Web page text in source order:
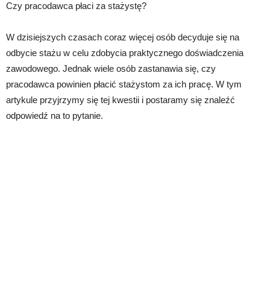
Czy pracodawca płaci za stażystę?
W dzisiejszych czasach coraz więcej osób decyduje się na
odbycie stażu w celu zdobycia praktycznego doświadczenia
zawodowego. Jednak wiele osób zastanawia się, czy
pracodawca powinien płacić stażystom za ich pracę. W tym
artykule przyjrzymy się tej kwestii i postaramy się znaleźć
odpowiedź na to pytanie.